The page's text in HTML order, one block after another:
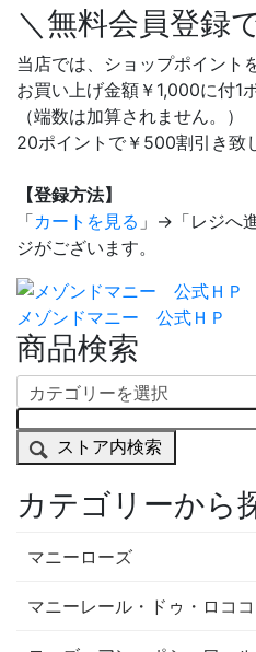
＼無料会員登録
当店では、ショップポイント
お買い上げ金額￥1,000に付1
（端数は加算されません。）
20ポイントで￥500割引き致
【登録方法】
「カートを見る 」→「レジへ
ジがございます。
メゾンドマニー 公式ＨＰ
商品検索
ストア内検索
カテゴリーから
マニーローズ
マニーレール・ドゥ・ロココ